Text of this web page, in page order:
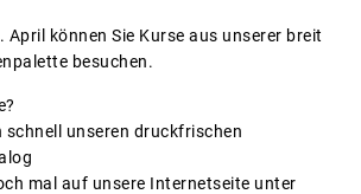
April können Sie Kurse aus unserer breit
besuchen.
schnell unseren druckfrischen
mal auf unsere Internetseite unter